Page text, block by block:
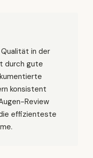
in der
durch gute
konsistent
Review
effizienteste